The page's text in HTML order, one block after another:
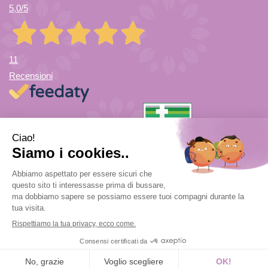
5,0/5
11
Recensioni
Farmacia di Cuvio Sas- via Vittorio Veneto 12/a 21030 Cuvio
(VA)
info@farmaciadicuvio.it (per info ordini) -
farmaciadicuvio@gmail.com (per info farmacia)
0332.624208| P.Iva: 03656220120 | Numero R.E.A.: VA369153
Powered by Prenofa Web Design Fulcri srl